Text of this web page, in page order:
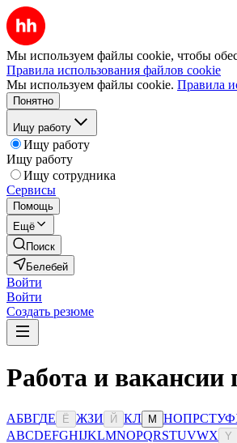
Мы используем файлы cookie, чтобы
Правила использования файлов cookie
Мы используем файлы cookie. Правила
Понятно
Ищу работу
Ищу работу
Ищу работу
Ищу сотрудника
Сервисы
Помощь
Ещё
Поиск
Белебей
Войти
Войти
Создать резюме
Работа и вакансии
АБВГДЕ Ё ЖЗИ Й КЛ М НОПРСТУФ
ABCDEFGHIJKLMNOPQRSTUVWX Y